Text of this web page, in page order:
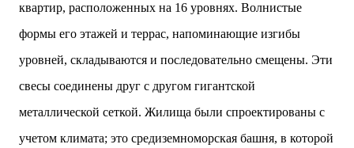
квартир, расположенных на 16 уровнях. Волнистые
формы его этажей и террас, напоминающие изгибы
уровней, складываются и последовательно смещены. Эти
свесы соединены друг с другом гигантской
металлической сеткой. Жилища были спроектированы с
учетом климата; это средиземноморская башня, в которой